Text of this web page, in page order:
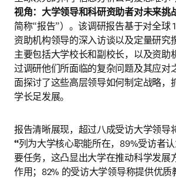
视角：大学领导和科研资助者对未来挑
简称“报告”）。该调研报告基于对全球
资助机构领导的深入访谈以及定量研究
主要包括大学校长和副校长，以及资助
过调研他们所面临的复杂问题及其应对
面探讨了这些高层领导如何制定战略，
学长足发展。
报告清晰展现，超过八成受访大学领导
“列为大学核心职能所在，89%受访者
要任务，这凸显出大学在推动科学发展
作用；82% 的受访大学领导称提供优质